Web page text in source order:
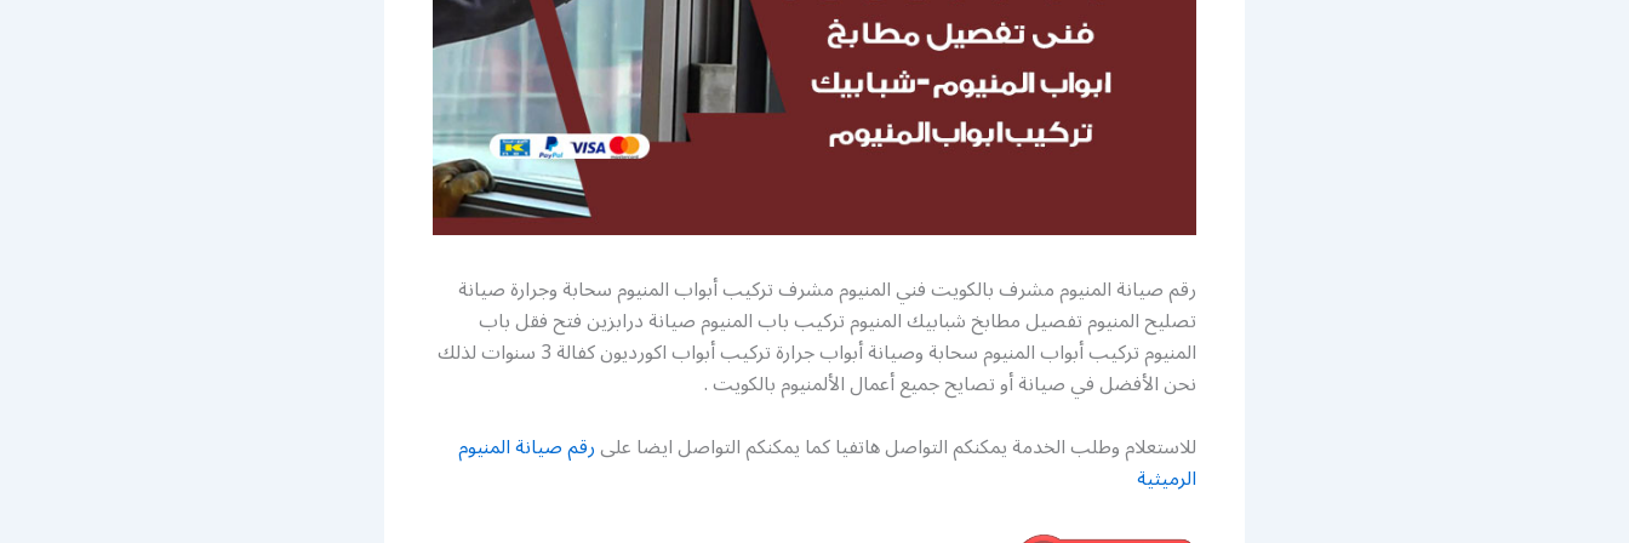
رقم صيانة المنيوم مشرف بالكويت فني المنيوم مشرف تركيب أبواب المنيوم سحابة وجرارة صيانة
تصليح المنيوم تفصيل مطابخ شبابيك المنيوم تركيب باب المنيوم صيانة درابزين فتح فقل باب
المنيوم تركيب أبواب المنيوم سحابة وصيانة أبواب جرارة تركيب أبواب اكورديون كفالة 3 سنوات لذلك
نحن الأفضل في صيانة أو تصايح جميع أعمال الألمنيوم بالكويت .
للاستعلام وطلب الخدمة يمكنكم التواصل هاتفيا كما يمكنكم التواصل ايضا علىرقم صيانة المنيوم
الرميثية